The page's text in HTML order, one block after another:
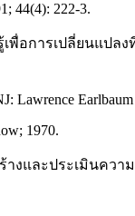
44(4): 222-3.
พื่อการเปลี่ยนแ
Lawrence
1970.
และประเมินค